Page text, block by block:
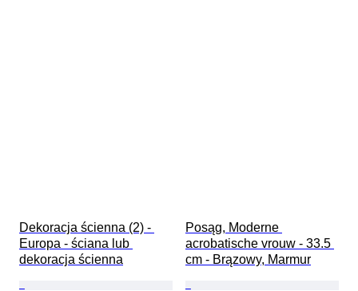
Dekoracja ścienna (2) -
Europa - ściana lub
dekoracja ścienna
Posąg, Moderne
acrobatische vrouw - 33.5
cm - Brązowy, Marmur